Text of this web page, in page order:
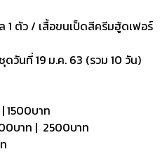
1 ตัว / เสื้อขนเป็ดสีครีมฮู้ดเฟอร์
วันที่ 19 ม.ค. 63 (รวม 10 วัน)
1500บาท
บาท | 2500บาท